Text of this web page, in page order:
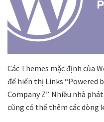
Các Themes mặc định của
để hiển thị Links “Powered
Company Z”. Nhiều nhà
cũng có thể thêm các dòng